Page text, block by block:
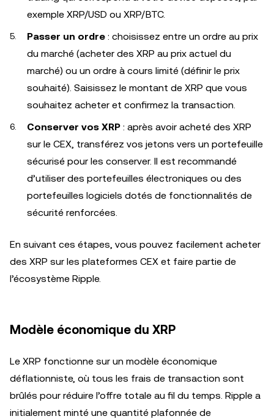
exemple XRP/USD ou XRP/BTC.
Passer un ordre : choisissez entre un ordre au prix
du marché (acheter des XRP au prix actuel du
marché) ou un ordre à cours limité (définir le prix
souhaité). Saisissez le montant de XRP que vous
souhaitez acheter et confirmez la transaction.
Conserver vos XRP : après avoir acheté des XRP
sur le CEX, transférez vos jetons vers un portefeuille
sécurisé pour les conserver. Il est recommandé
d’utiliser des portefeuilles électroniques ou des
portefeuilles logiciels dotés de fonctionnalités de
sécurité renforcées.
En suivant ces étapes, vous pouvez facilement acheter
des XRP sur les plateformes CEX et faire partie de
l’écosystème Ripple.
Modèle économique du XRP
Le XRP fonctionne sur un modèle économique
déflationniste, où tous les frais de transaction sont
brûlés pour réduire l’offre totale au fil du temps. Ripple a
initialement minté une quantité plafonnée de